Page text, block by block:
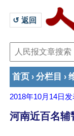
↺ 返回
首页 › 分栏目 ›
2018年10月14日
河南近百名辅